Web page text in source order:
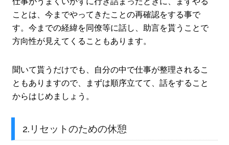
ことは、今までやってきたことの再確認をする事で
す。今までの経緯を同僚等に話し、助言を貰うことで
方向性が見えてくることもあります。
聞いて貰うだけでも、自分の中で仕事が整理されるこ
ともありますので、まずは順序立てて、話をすること
からはじめましょう。
2.リセットのための休憩